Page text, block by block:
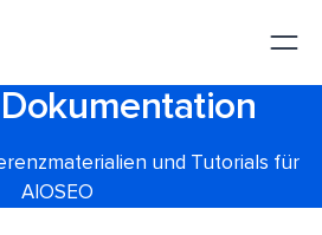
und Tutorials für
AIOSEO